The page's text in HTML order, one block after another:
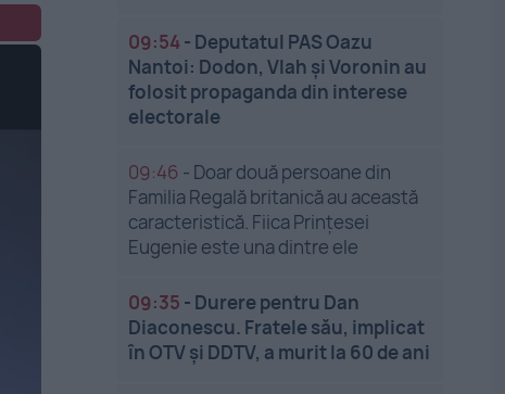
09:54- Deputatul PAS Oazu
Nantoi: Dodon, Vlah și Voronin au
folosit propaganda din interese
electorale
09:46 - Doar două persoane din
Familia Regală britanică au această
caracteristică. Fiica Prințesei
Eugenie este una dintre ele
09:35 - Durere pentru Dan
Diaconescu. Fratele său, implicat
în OTV și DDTV, a murit la 60 de ani